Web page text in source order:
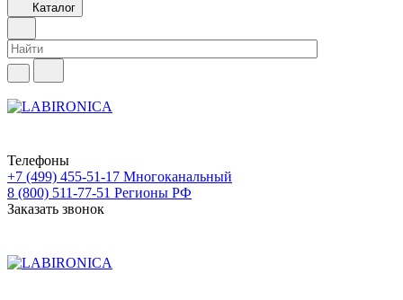
Каталог
Телефоны
+7 (499) 455-51-17 Многоканальный
8 (800) 511-77-51 Регионы РФ
Заказать звонок